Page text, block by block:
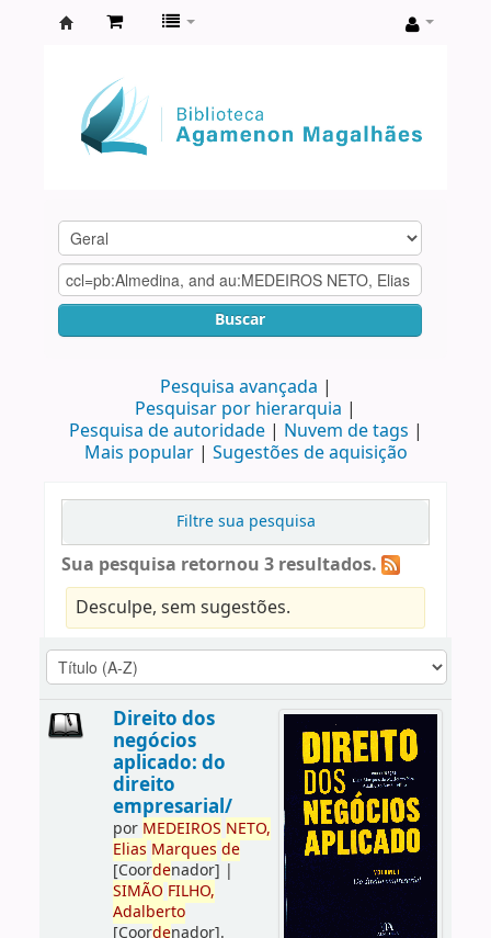
Agamenon
Magalhães
Buscar
Pesquisa avançada
Pesquisar por hierarquia
Pesquisa de autoridade
Nuvem de tags
Mais popular
Sugestões de aquisição
Filtre sua pesquisa
Sua pesquisa retornou 3 resultados.
Desculpe, sem sugestões.
Direito dos
negócios
aplicado: do
direito
empresarial/
por MEDEIROS NETO,
Elias Marques de
[Coordenador] |
SIMÃO FILHO,
Adalberto
[Coordenador].